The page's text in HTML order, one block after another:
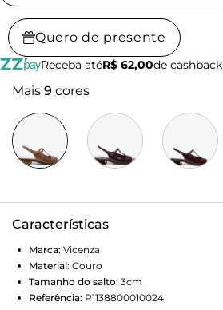
Quero de presente
Receba atéR$ 62,00de cashback
Mais 9 cores
Características
Marca: Vicenza
Material: Couro
Tamanho do salto: 3cm
Referência: P1138800010024